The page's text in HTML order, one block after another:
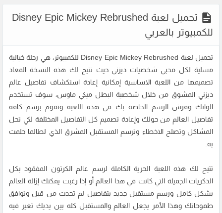
تحميل لعبة Disney Epic Mickey Rebrushed
للكمبيوتر بالعربي
تحميل لعبة Disney Epic Mickey Rebrushed للكمبيوتر، هي رحلة خيالية
مسلية لكل محبي شخصيات ديزني حيث تتيح لك هذه النسخة المعاد
تصميمها من اللعبة الاساسية إمكانية إعادة استكشاف تفاصيل عالم
ديزني المشوق من خلال شخصية البطل ميكي ماوس، سوف تستخدم
الوانك وفرش الرسم الخاصة بك في هذه اللعبة وتقوم برسم كافة
تفاصيل العالم من حولك وإعادة تصميم كل التفاصيل المختلفة لكي تحل
المشاكل وتصلح الاخطاء وترسم المستقبل المشرق الذي لطالما حلمت
به.
تتيح لك هذه اللعبة الحرية الكاملة لرسم عالم الكرتون المفقود بكل
الذكريات الجميلة التي كانت في هذا العالم أو إذا رغبت يمكنك إزالة العالم
بشكل كامل ورسم مستقبل جديد بتفاصيل لم تحدث من قبل وتوافق
طموحاتك وهذا الأمر يجعل العالم والمستقبل كله بين يديك تغير فيه